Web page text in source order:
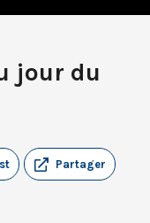
jour du
Partager